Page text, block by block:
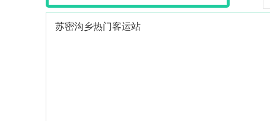
苏密沟乡热门客运站